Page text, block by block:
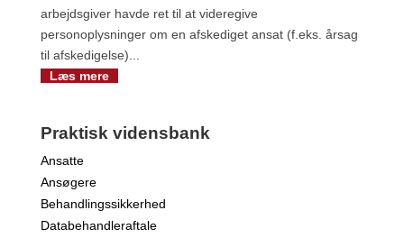
arbejdsgiver havde ret til at videregive
personoplysninger om en afskediget ansat (f.eks. årsag
til afskedigelse)...
Læs mere
Praktisk vidensbank
Ansatte
Ansøgere
Behandlingssikkerhed
Databehandleraftale